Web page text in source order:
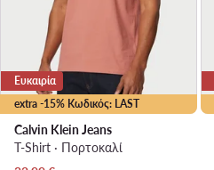
extra -15% Κωδικός: LAST
Ευκαιρία
Calvin Klein Jeans
T-Shirt · Πορτοκαλί